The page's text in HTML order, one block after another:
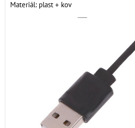
Materiál: plast + kov